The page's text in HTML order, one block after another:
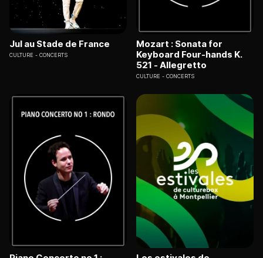
Jul au Stade de France
CULTURE CONCERTS
Mozart : Sonata for
Keyboard Four-hands K.
521 - Allegretto
CULTURE CONCERTS